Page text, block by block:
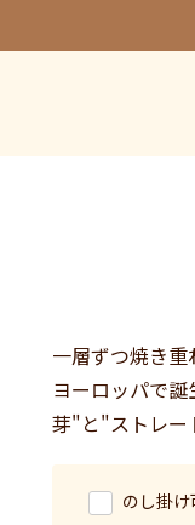
一層ずつ焼き
ヨーロッパで
芽"と"ストレー
のし掛け